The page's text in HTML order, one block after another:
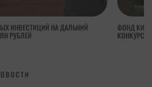
ИНВЕСТИЦИЙ НА ДАЛЬНИЙ
РУБЛЕЙ
ФОНД